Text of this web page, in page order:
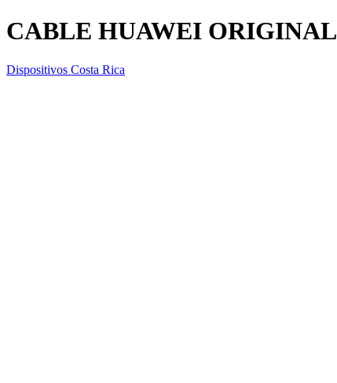
CABLE HUAWEI ORIGINAL
Dispositivos Costa Rica